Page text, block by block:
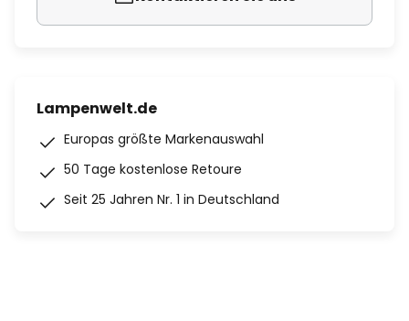
Lampenwelt.de
Europas größte Markenauswahl
50 Tage kostenlose Retoure
Seit 25 Jahren Nr. 1 in Deutschland